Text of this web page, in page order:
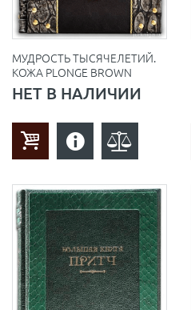
МУДРОСТЬ ТЫСЯЧЕЛЕТИЙ.
КОЖА PLONGE BROWN
НЕТ В НАЛИЧИИ